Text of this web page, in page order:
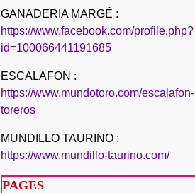
GANADERIA MARGÉ :
https://www.facebook.com/profile.php?
id=100066441191685
ESCALAFON :
https://www.mundotoro.com/escalafon-
toreros
MUNDILLO TAURINO :
https://www.mundillo-taurino.com/
PAGES